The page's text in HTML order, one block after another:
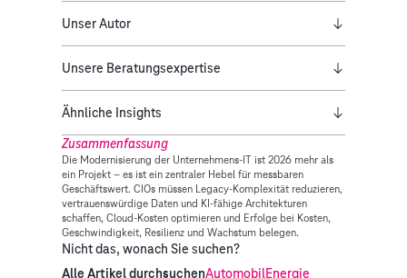
Zusammenfassung
Die Modernisierung der Unternehmens-IT ist 2026 mehr als
ein Projekt – es ist ein zentraler Hebel für messbaren
Geschäftswert. CIOs müssen Legacy-Komplexität reduzieren,
vertrauenswürdige Daten und KI-fähige Architekturen
schaffen, Cloud-Kosten optimieren und Erfolge bei Kosten,
Geschwindigkeit, Resilienz und Wachstum belegen.
Nicht das, wonach Sie suchen?
Alle Artikel durchsuchenAutomobilEnergie
Unser Autor
Unsere Beratungsexpertise
Ähnliche Insights